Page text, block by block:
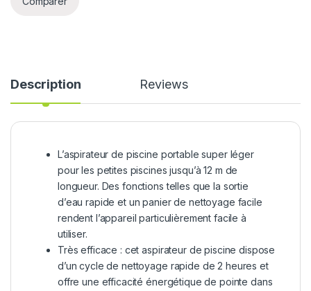
Description Reviews
L’aspirateur de piscine portable super léger
pour les petites piscines jusqu’à 12 m de
longueur. Des fonctions telles que la sortie
d’eau rapide et un panier de nettoyage facile
rendent l’appareil particulièrement facile à
utiliser.
Très efficace : cet aspirateur de piscine dispose
d’un cycle de nettoyage rapide de 2 heures et
offre une efficacité énergétique de pointe dans